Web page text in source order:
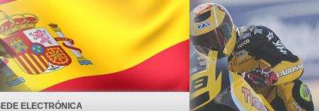
ELECTRÓNICA